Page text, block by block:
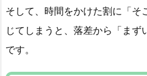
そして、時間をかけた割に「そ
じてしまうと、落差から「ま
です。